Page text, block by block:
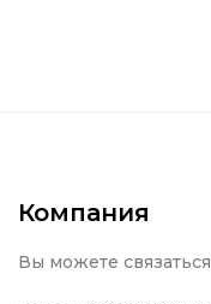
Компания
Вы можете